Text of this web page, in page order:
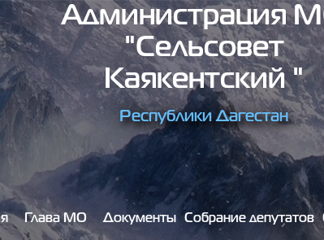
Администрация
"сельсовет
Каякентский "
Республики Дагестан
Глава МО Документы Собрание депутатов